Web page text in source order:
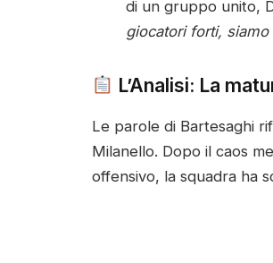
di un gruppo unito,
giocatori forti,
L’Analisi: La
Le parole di Bartesaghi
Milanello. Dopo il caos
offensivo, la squadra ha